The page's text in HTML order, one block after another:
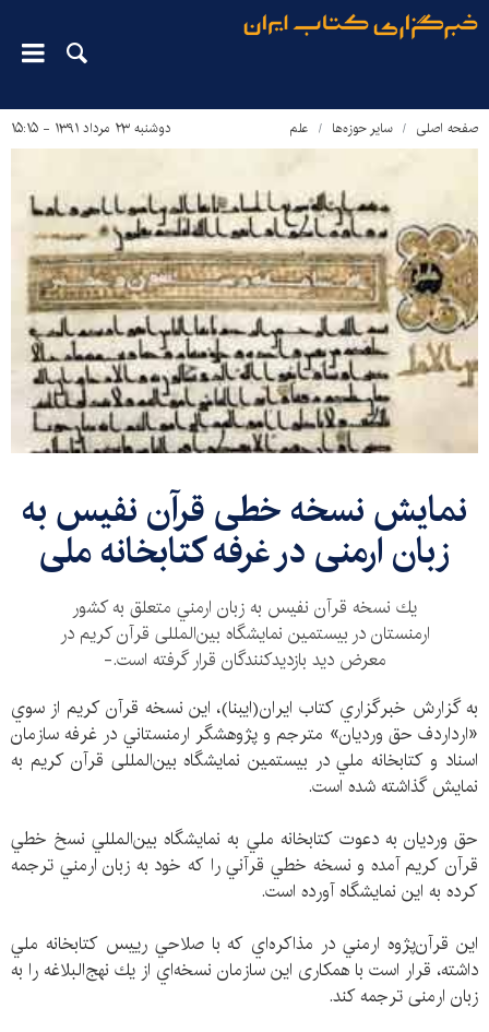
صفحه اصلی سایر حوزه‌ها علم دوشنبه ۲۳ مرداد ۱۳۹۱ - ۱۵:۱۵
نمايش نسخه خطی قرآن نفيس به
زبان ارمنی در غرفه کتابخانه ملی
يك نسخه قرآن نفيس به زبان ارمني متعلق به كشور
ارمنستان در بيستمين نمايشگاه بین‌المللی قرآن كريم در
معرض ديد بازديدكنندگان قرار گرفته است.-
به گزارش خبرگزاري كتاب ايران(ايبنا)، اين نسخه قرآن كريم از سوي
«ارداردف حق ورديان» مترجم و پژوهشگر ارمنستاني در غرفه سازمان
اسناد و كتابخانه ملي در بيستمين نمايشگاه بین‌المللی قرآن كريم به
نمايش گذاشته شده است.
حق وردیان به دعوت كتابخانه ملي به نمايشگاه بين‌المللي نسخ خطي
قرآن كريم آمده و نسخه خطي قرآني را كه خود به زبان ارمني ترجمه
كرده به اين نمايشگاه آورده است.
اين قرآن‌پژوه ارمني در مذاكره‌اي كه با صلاحي رييس كتابخانه ملي
داشته، قرار است با همکاری اين سازمان نسخه‌اي از يك نهج‌البلاغه را به
زبان ارمنی ترجمه کند.